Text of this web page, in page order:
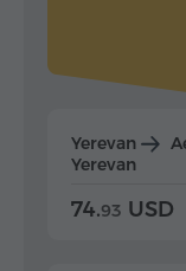
Yerevan
Yerevan
74.93 USD